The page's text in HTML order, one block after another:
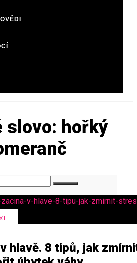
slovo: hořký
hlavě. 8 tipů, jak